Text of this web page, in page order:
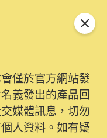
僅於官方網站發
義發出的產品回
媒體訊息，切勿
人資料。如有疑
關閉